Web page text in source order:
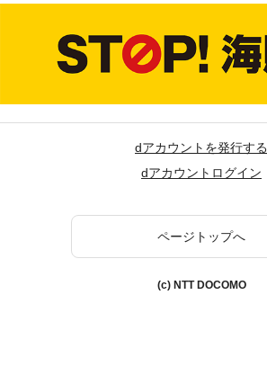
dアカウントを発行する
dアカウントログイン
ページトップへ
(c) NTT DOCOMO